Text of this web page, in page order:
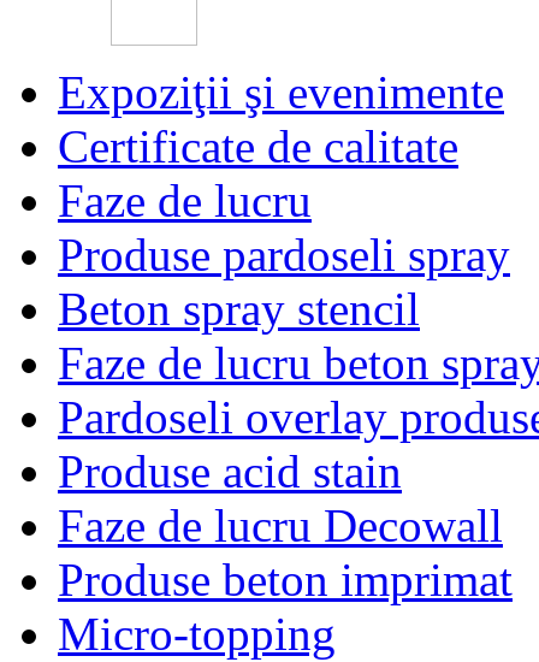
Expoziţii şi evenimente
Certificate de calitate
Faze de lucru
Produse pardoseli spray
Beton spray stencil
Faze de lucru beton
Pardoseli overlay
Produse acid stain
Faze de lucru Decowall
Produse beton imprimat
Micro-topping